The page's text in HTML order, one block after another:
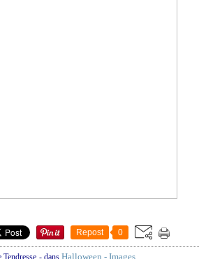
Repost 0
-dans Halloween - Images